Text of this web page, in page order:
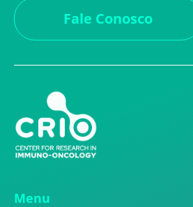
Fale Conosco
Menu